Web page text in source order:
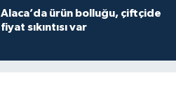
Alaca’da ürün bolluğu, çiftçide
fiyat sıkıntısı var